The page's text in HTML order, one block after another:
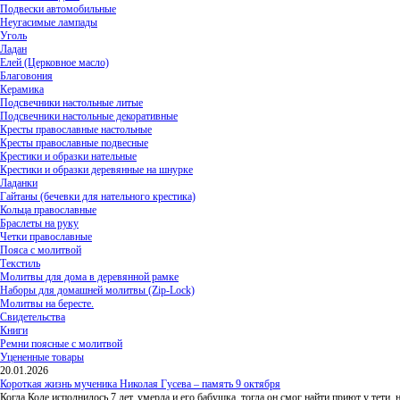
Подвески автомобильные
Неугасимые лампады
Уголь
Ладан
Елей (Церковное масло)
Благовония
Керамика
Подсвечники настольные литые
Подсвечники настольные декоративные
Кресты православные настольные
Кресты православные подвесные
Крестики и образки нательные
Крестики и образки деревянные на шнурке
Ладанки
Гайтаны (бечевки для нательного крестика)
Кольца православные
Браслеты на руку
Четки православные
Пояса с молитвой
Текстиль
Молитвы для дома в деревянной рамке
Наборы для домашней молитвы (Zip-Lock)
Молитвы на бересте.
Свидетельства
Книги
Ремни поясные с молитвой
Уцененные товары
20.01.2026
Короткая жизнь мученика Николая Гусева – память 9 октября
Когда Коле исполнилось 7 лет, умерла и его бабушка, тогда он смог найти приют у